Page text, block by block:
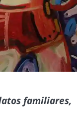
familiares,